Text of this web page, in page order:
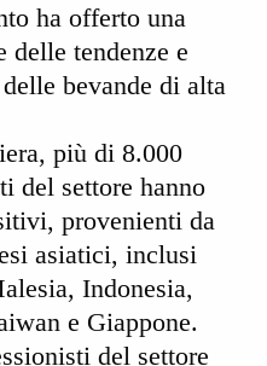
ha offerto una
delle tendenze e
bevande di alta
più di 8.000
del settore hanno
provenienti da
asiatici, inclusi
Indonesia,
e Giappone.
del settore